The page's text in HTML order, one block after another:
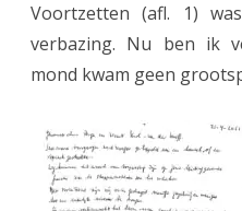
Voortzetten (afl. 1)
verbazing. Nu ben ik
mond kwam geen